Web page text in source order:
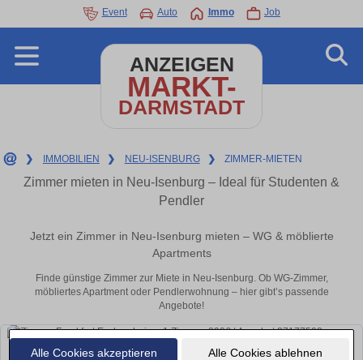
Alle Cookies akzeptieren Alle Cookies ablehnen
Event Auto Immo Job
ANZEIGEN
MARKT-
DARMSTADT
❯ IMMOBILIEN ❯ NEU-ISENBURG ❯ ZIMMER-MIETEN
Zimmer mieten in Neu-Isenburg – Ideal für Studenten &
Pendler
Jetzt ein Zimmer in Neu-Isenburg mieten – WG & möblierte
Apartments
Finde günstige Zimmer zur Miete in Neu-Isenburg. Ob WG-Zimmer,
möbliertes Apartment oder Pendlerwohnung – hier gibt’s passende
Angebote!